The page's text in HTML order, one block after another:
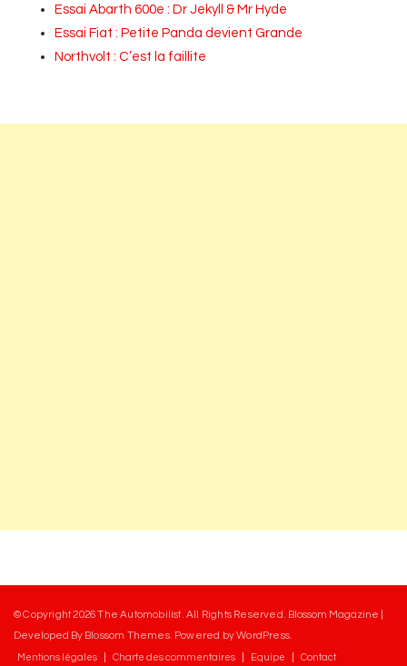
Essai Abarth 600e : Dr Jekyll & Mr Hyde
Essai Fiat : Petite Panda devient Grande
Northvolt : C’est la faillite
© Copyright 2026The Automobilist. All Rights Reserved. Blossom Magazine |
Developed By Blossom Themes. Powered byWordPress
Mentions légales Charte des commentaires Equipe Contact